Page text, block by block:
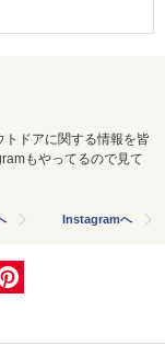
トドアに関する情報を皆
もやってるので見て
Instagramへ